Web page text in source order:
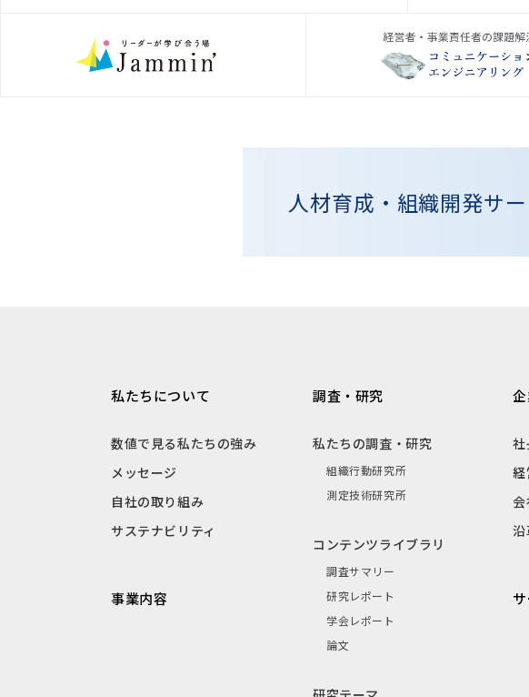
人材育成・組織開発サ
私たちについて
数値で見る私たちの強み
メッセージ
自社の取り組み
サステナビリティ
事業内容
調査・研究
私たちの調査・研究
組織行動研究所
測定技術研究所
コンテンツライブラリ
調査サマリー
研究レポート
学会レポート
論文
社
経
会
沿